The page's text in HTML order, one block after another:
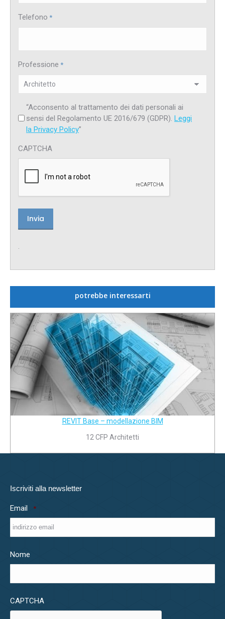
Telefono *
Professione *
“Acconsento al trattamento dei dati personali ai
sensi del Regolamento UE 2016/679 (GDPR). Leggi
la Privacy Policy”
CAPTCHA
potrebbe interessarti
REVIT Base – modellazione BIM
12 CFP Architetti
Iscriviti alla newsletter
Email *
Nome
CAPTCHA